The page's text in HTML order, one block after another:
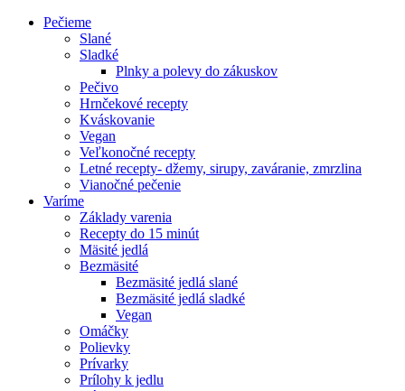
Pečieme
Slané
Sladké
Plnky a polevy do zákuskov
Pečivo
Hrnčekové recepty
Kváskovanie
Vegan
Veľkonočné recepty
Letné recepty- džemy, sirupy, zaváranie, zmrzlina
Vianočné pečenie
Varíme
Základy varenia
Recepty do 15 minút
Mäsité jedlá
Bezmäsité
Bezmäsité jedlá slané
Bezmäsité jedlá sladké
Vegan
Omáčky
Polievky
Prívarky
Prílohy k jedlu